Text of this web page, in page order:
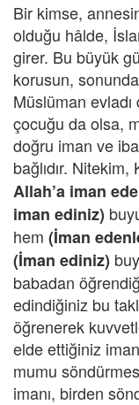
Bir kimse,
olduğu hâlde,
girer. Bu büyük
korusun,
Müslüman
çocuğu da olsa,
doğru iman ve
bağlıdır. Nitekim,
Allah’a iman
iman ediniz)
hem (İman
(İman ediniz)
babadan
edindiğiniz bu
öğrenerek
elde ettiğiniz
mumu
imanı, birden